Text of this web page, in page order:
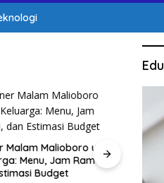
Malam Malioboro untuk
Menu, Jam Ramai,
Budget